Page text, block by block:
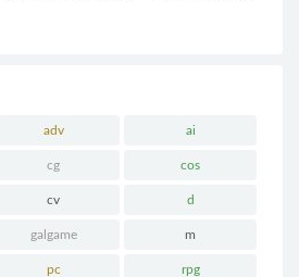
adv ai
cg cos
cv d
galgame m
pc rpg